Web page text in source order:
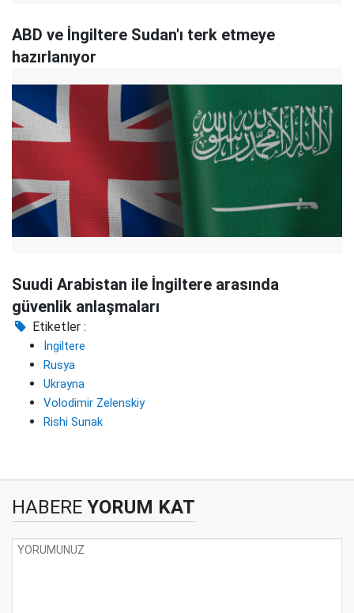
ABD ve İngiltere Sudan'ı terk etmeye
hazırlanıyor
Suudi Arabistan ile İngiltere arasında
güvenlik anlaşmaları
Etiketler :
İngiltere
Rusya
Ukrayna
Volodimir Zelenskiy
Rishi Sunak
HABERE YORUM KAT